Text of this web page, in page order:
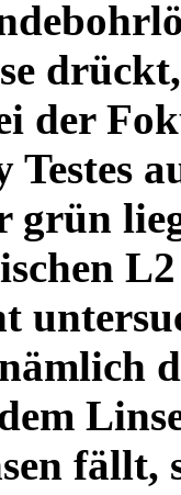
der
grün
fällt,